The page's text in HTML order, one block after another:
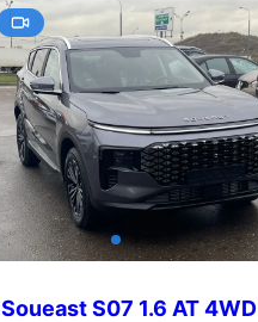
Soueast S07 1.6 AT 4WD